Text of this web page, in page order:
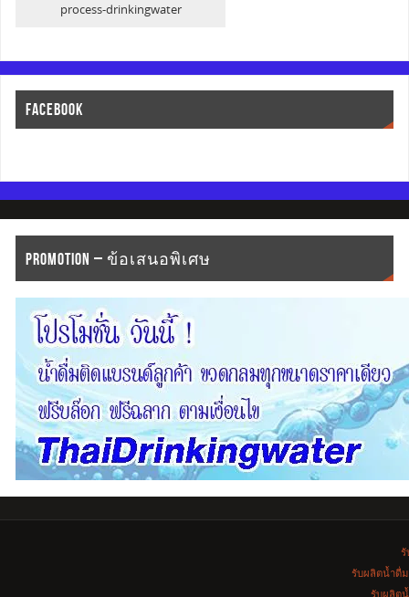
process-drinkingwater
FACEBOOK
PROMOTION – ข้อเสนอพิเศษ
รับผลิตน้ำดื่
รับผลิต